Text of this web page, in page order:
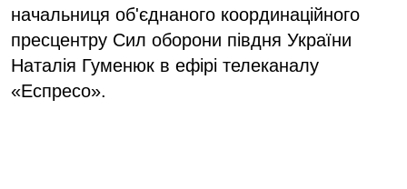
начальниця об'єднаного координаційного
пресцентру Сил оборони півдня України
Наталія Гуменюк в ефірі телеканалу
«Еспресо».